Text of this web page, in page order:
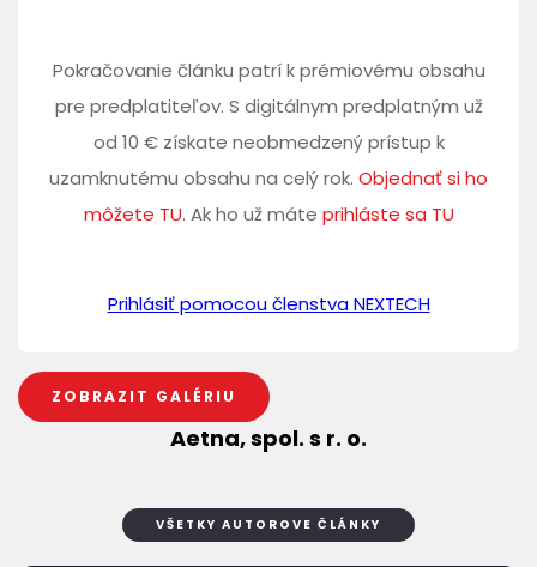
Pokračovanie článku patrí k prémiovému obsahu
pre predplatiteľov. S digitálnym predplatným už
od 10 € získate neobmedzený prístup k
uzamknutému obsahu na celý rok. Objednať si ho
môžete TU. Ak ho už máte prihláste sa TU
Prihlásiť pomocou členstva NEXTECH
ZOBRAZIT GALÉRIU
Aetna, spol. s r. o.
VŠETKY AUTOROVE ČLÁNKY